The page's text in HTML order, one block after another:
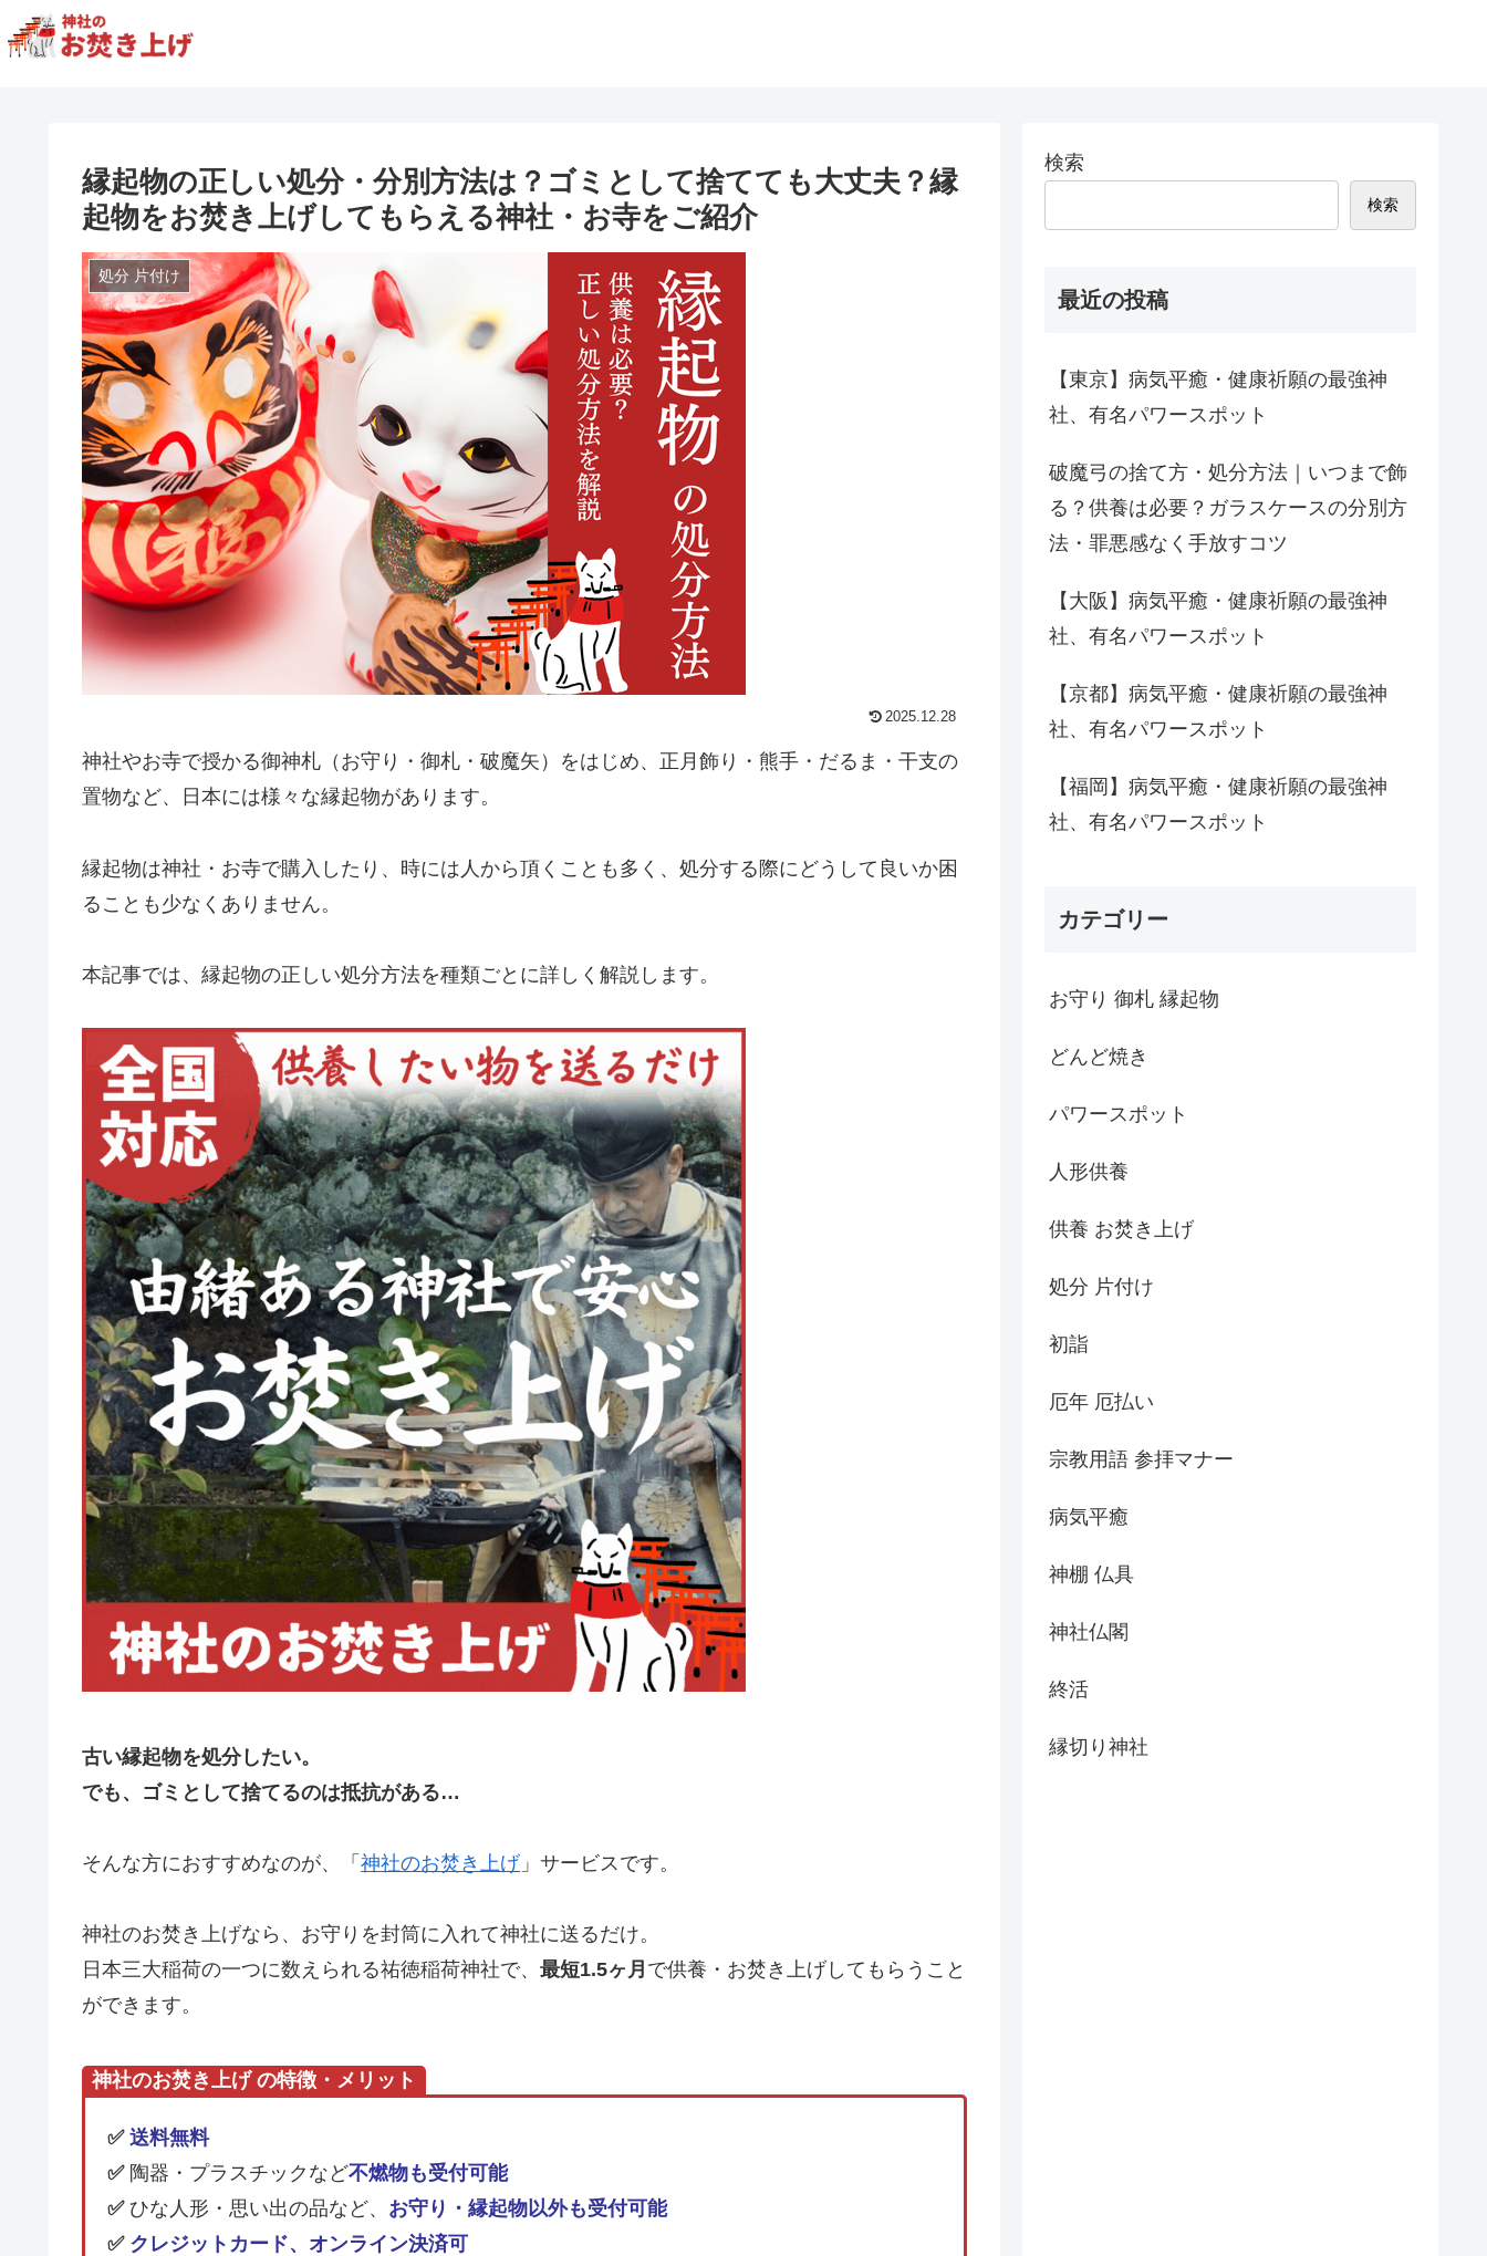
縁起物の正しい処分・分別方法は？ゴミとして捨てても大丈夫？縁
起物をお焚き上げしてもらえる神社・お寺をご紹介
処分 片付け
2025.12.28
神社やお寺で授かる御神札（お守り・御札・破魔矢）をはじめ、正月飾り・熊手・だるま・干支の
置物など、日本には様々な縁起物があります。
縁起物は神社・お寺で購入したり、時には人から頂くことも多く、処分する際にどうして良いか困
ることも少なくありません。
本記事では、縁起物の正しい処分方法を種類ごとに詳しく解説します。
古い縁起物を処分したい。
でも、ゴミとして捨てるのは抵抗がある…
そんな方におすすめなのが、「 神社のお焚き上げ 」サービスです。
神社のお焚き上げなら、お守りを封筒に入れて神社に送るだけ。
日本三大稲荷の一つに数えられる祐徳稲荷神社で、 最短1.5ヶ月 で供養・お焚き上げしてもらうこと
ができます。
神社のお焚き上げ の特徴・メリット
✅送料無料
✅ 陶器・プラスチックなど不燃物も受付可能
✅ ひな人形・思い出の品など、 お守り・縁起物以外も受付可能
✅ クレジットカード、オンライン決済可
検索
検索
最近の投稿
【東京】病気平癒・健康祈願の最強神
社、有名パワースポット
破魔弓の捨て方・処分方法｜いつまで飾
る？供養は必要？ガラスケースの分別方
法・罪悪感なく手放すコツ
【大阪】病気平癒・健康祈願の最強神
社、有名パワースポット
【京都】病気平癒・健康祈願の最強神
社、有名パワースポット
【福岡】病気平癒・健康祈願の最強神
社、有名パワースポット
カテゴリー
お守り 御札 縁起物
どんど焼き
パワースポット
人形供養
供養 お焚き上げ
処分 片付け
初詣
厄年 厄払い
宗教用語 参拝マナー
病気平癒
神棚 仏具
神社仏閣
終活
縁切り神社